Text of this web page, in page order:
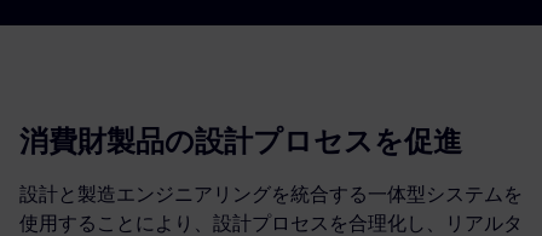
消費財製品の設計プロセスを促進
設計と製造エンジニアリングを統合する一体型システムを
使用することにより、設計プロセスを合理化し、リアルタ